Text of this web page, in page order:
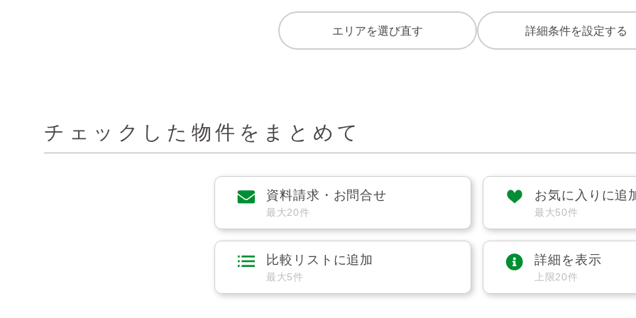
エリアを選び直す 詳細条件を設定する
チェックした物件をまとめて
資料請求・お問合せ
最大20件
お気に入りに追
最大50件
比較リストに追加
最大5件
詳細を表示
上限20件